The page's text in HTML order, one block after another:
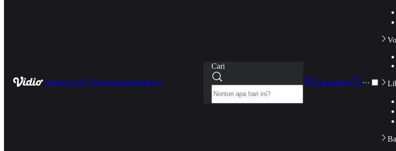
HomeLiveTV ShowSportsKidsNews
Cari
Langganan
···